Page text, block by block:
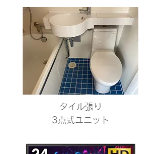
タイル張り​
3点式ユニット